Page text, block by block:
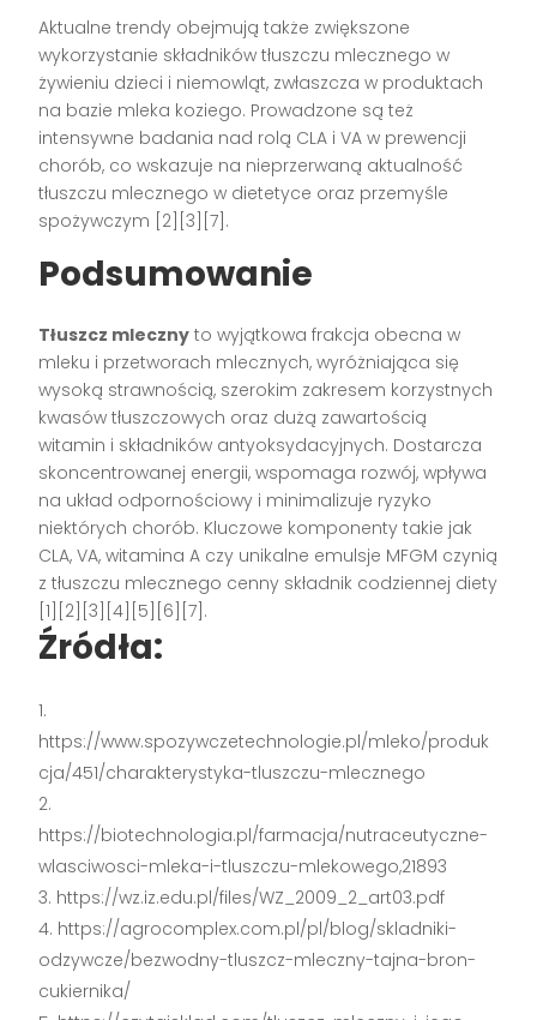
Aktualne trendy obejmują także zwiększone
wykorzystanie składników tłuszczu mlecznego w
żywieniu dzieci i niemowląt, zwłaszcza w produktach
na bazie mleka koziego. Prowadzone są też
intensywne badania nad rolą CLA i VA w prewencji
chorób, co wskazuje na nieprzerwaną aktualność
tłuszczu mlecznego w dietetyce oraz przemyśle
spożywczym [2][3][7].
Podsumowanie
Tłuszcz mleczny to wyjątkowa frakcja obecna w
mleku i przetworach mlecznych, wyróżniająca się
wysoką strawnością, szerokim zakresem korzystnych
kwasów tłuszczowych oraz dużą zawartością
witamin i składników antyoksydacyjnych. Dostarcza
skoncentrowanej energii, wspomaga rozwój, wpływa
na układ odpornościowy i minimalizuje ryzyko
niektórych chorób. Kluczowe komponenty takie jak
CLA, VA, witamina A czy unikalne emulsje MFGM czynią
z tłuszczu mlecznego cenny składnik codziennej diety
[1][2][3][4][5][6][7].
Źródła:
https://www.spozywczetechnologie.pl/mleko/produk
cja/451/charakterystyka-tluszczu-mlecznego
https://biotechnologia.pl/farmacja/nutraceutyczne-
wlasciwosci-mleka-i-tluszczu-mlekowego,21893
https://wz.iz.edu.pl/files/WZ_2009_2_art03.pdf
https://agrocomplex.com.pl/pl/blog/skladniki-
odzywcze/bezwodny-tluszcz-mleczny-tajna-bron-
cukiernika/